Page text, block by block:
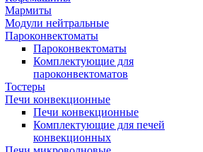
Мармиты
Модули нейтральные
Пароконвектоматы
Пароконвектоматы
Комплектующие для
пароконвектоматов
Тостеры
Печи конвекционные
Печи конвекционные
Комплектующие для печей
конвекционных